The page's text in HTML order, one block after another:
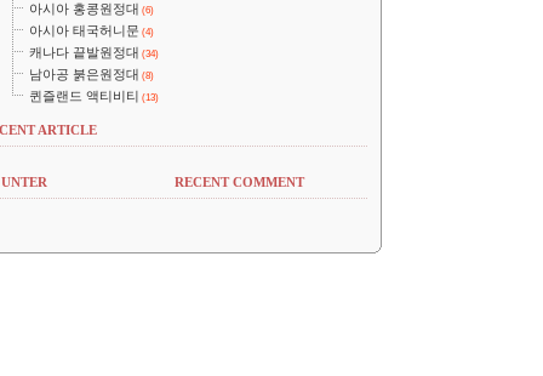
아시아 홍콩원정대 (6)
아시아 태국허니문 (4)
캐나다 끝발원정대 (34)
남아공 붉은원정대 (8)
퀸즐랜드 액티비티 (13)
ARTICLE
RECENT COMMENT